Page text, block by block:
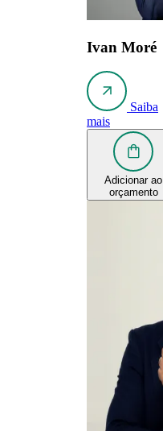
Ivan Moré
Saiba
mais
Adicionar ao
orçamento